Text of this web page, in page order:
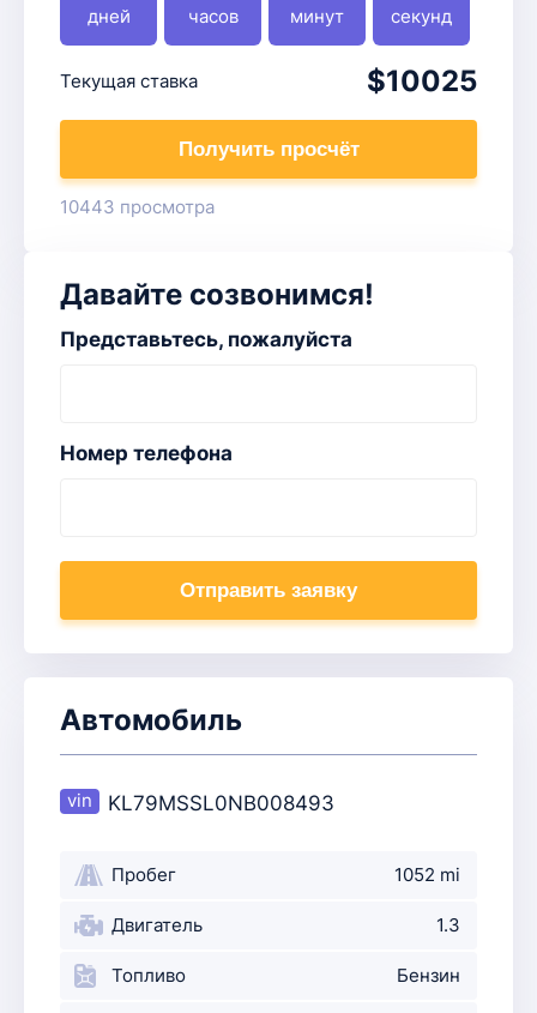
дней часов минут секунд
Текущая ставка $10025
Получить просчёт
10443 просмотра
Давайте созвонимся!
Представьтесь, пожалуйста
Номер телефона
Отправить заявку
Автомобиль
KL79MSSL0NB008493
Пробег 1052 mi
Двигатель 1.3
Топливо Бензин